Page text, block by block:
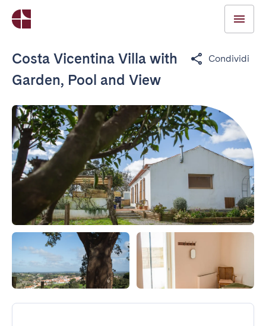
Costa Vicentina Villa with
Garden, Pool and View
Condividi